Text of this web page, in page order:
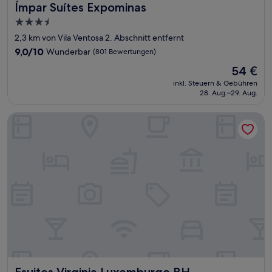
Ímpar Suítes Expominas
Ímpar Suítes Expominas
3.5-
Sterne-
Unterkunft
2,3 km von Vila Ventosa 2. Abschnitt entfernt
9.0
9,0/10 Wunderbar (801 Bewertungen)
Der
Preis
beträgt
54 €
inkl. Steuern & Gebühren
28. Aug.–29. Aug.